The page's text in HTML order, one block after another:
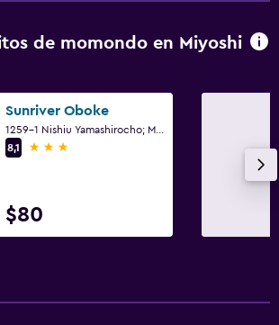
de momondo en Miyoshi
Sunriver Oboke
8,1
3 estrellas
$80